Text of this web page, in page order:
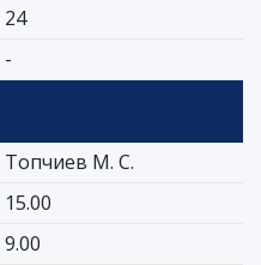
24
-
Топчиев М. С.
15.00
9.00